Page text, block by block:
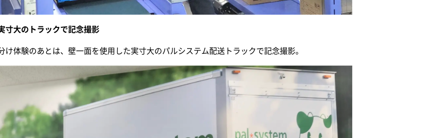
寸大のトラックで記念撮影
け体験のあとは、壁一面を使用した実寸大のパルシステム配送トラックで記念撮影。